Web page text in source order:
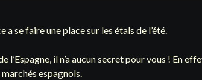
a se faire une place sur les étals de l’été.
l’Espagne, il n’a aucun secret pour vous ! En
espagnols.